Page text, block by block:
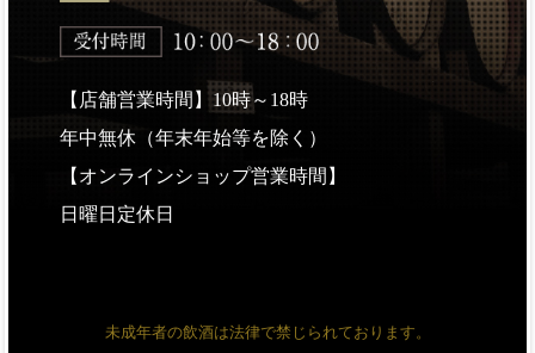
【店舗営業時間】10時～18時
年中無休（年末年始等を除く）
【オンラインショップ営業時間】
日曜日定休日
未成年者の飲酒は法律で禁じられております。